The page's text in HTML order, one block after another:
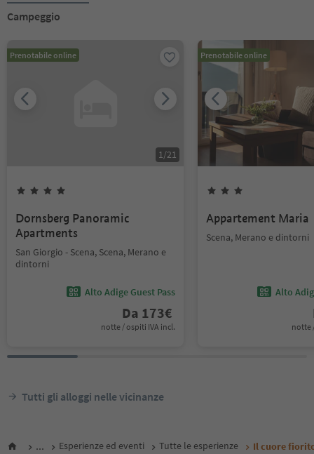
Campeggio
Prenotabile online
1/21
Dornsberg Panoramic
Apartments
San Giorgio - Scena, Scena, Merano e
dintorni
Alto Adige Guest Pass
Da 173€
notte / ospiti IVA incl.
Prenotabile online
Appartement Maria
Scena, Merano e dintorni
Alto
notte
Tutti gli alloggi nelle vicinanze
... Esperienze ed eventi Tutte le esperienze Il cuore